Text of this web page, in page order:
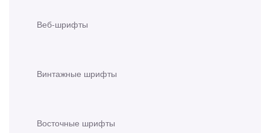
Веб-шрифты
Винтажные шрифты
Восточные шрифты